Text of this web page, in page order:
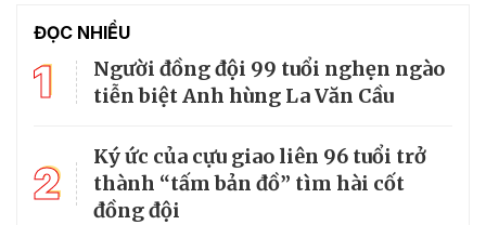
ĐỌC NHIỀU
1
Người đồng đội 99 tuổi nghẹn ngào
tiễn biệt Anh hùng La Văn Cầu
2
Ký ức của cựu giao liên 96 tuổi trở
thành “tấm bản đồ” tìm hài cốt
đồng đội